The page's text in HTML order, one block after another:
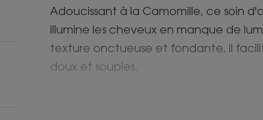
Adoucissant à la Camomille, ce soin
illumine les cheveux en manque de
texture onctueuse et fondante, il
doux et souples.